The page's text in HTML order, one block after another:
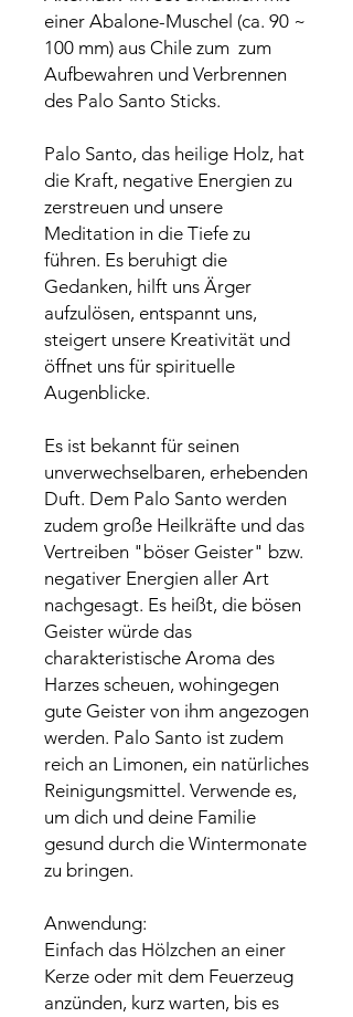
einer Abalone-Muschel (ca. 90 ~
100 mm) aus Chile zum zum
Aufbewahren und Verbrennen
des Palo Santo Sticks.
Palo Santo, das heilige Holz, hat
die Kraft, negative Energien zu
zerstreuen und unsere
Meditation in die Tiefe zu
führen. Es beruhigt die
Gedanken, hilft uns Ärger
aufzulösen, entspannt uns,
steigert unsere Kreativität und
öffnet uns für spirituelle
Augenblicke.
Es ist bekannt für seinen
unverwechselbaren, erhebenden
Duft. Dem Palo Santo werden
zudem große Heilkräfte und das
Vertreiben "böser Geister" bzw.
negativer Energien aller Art
nachgesagt. Es heißt, die bösen
Geister würde das
charakteristische Aroma des
Harzes scheuen, wohingegen
gute Geister von ihm angezogen
werden. Palo Santo ist zudem
reich an Limonen, ein natürliches
Reinigungsmittel. Verwende es,
um dich und deine Familie
gesund durch die Wintermonate
zu bringen.
Anwendung:
Einfach das Hölzchen an einer
Kerze oder mit dem Feuerzeug
anzünden, kurz warten, bis es